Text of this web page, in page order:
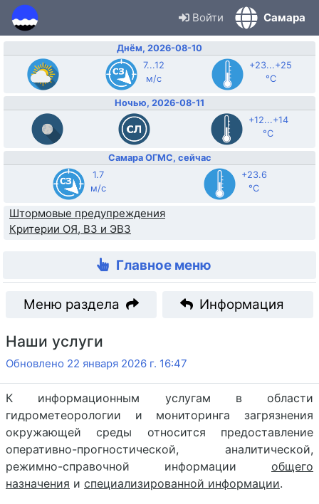
Войти Самара
Днём, 2026-08-10
7...12
м/с
+23...+25
°C
Ночью, 2026-08-11
+12...+14
°C
Самара ОГМС, сейчас
1.7
м/с
+23.6
°C
Штормовые предупреждения
Критерии ОЯ, ВЗ и ЭВЗ
Главное меню
Меню раздела Информация
Наши услуги
Обновлено 22 января 2026 г. 16:47
К информационным услугам в области
гидрометеорологии и мониторинга загрязнения
окружающей среды относится предоставление
оперативно-прогностической, аналитической,
режимно-справочной информации общего
назначения и специализированной информации.